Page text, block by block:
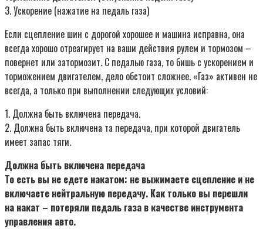
3. Ускорение (нажатие на педаль газа)
Если сцепление шин с дорогой хорошее и машина исправна, она
всегда хорошо отреагирует на ваши действия рулем и тормозом –
повернет или затормозит. С педалью газа, то бишь с ускорением и
торможением двигателем, дело обстоит сложнее. «Газ» активен не
всегда, а только при выполнении следующих условий:
1. Должна быть включена передача.
2. Должна быть включена та передача, при которой двигатель
имеет запас тяги.
Должна быть включена передача
То есть вы не едете накатом: не выжимаете сцепление и не
включаете нейтральную передачу. Как только вы перешли
на накат – потеряли педаль газа в качестве инструмента
управления авто.